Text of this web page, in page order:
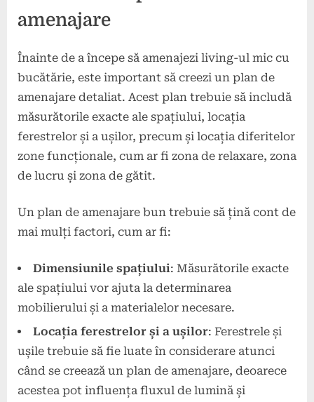
amenajare
Înainte de a începe să amenajezi living-ul mic cu
bucătărie, este important să creezi un plan de
amenajare detaliat. Acest plan trebuie să includă
măsurătorile exacte ale spațiului, locația
ferestrelor și a ușilor, precum și locația diferitelor
zone funcționale, cum ar fi zona de relaxare, zona
de lucru și zona de gătit.
Un plan de amenajare bun trebuie să țină cont de
mai mulți factori, cum ar fi:
Dimensiunile spațiului: Măsurătorile exacte
ale spațiului vor ajuta la determinarea
mobilierului și a materialelor necesare.
Locația ferestrelor și a ușilor: Ferestrele și
ușile trebuie să fie luate în considerare atunci
când se creează un plan de amenajare, deoarece
acestea pot influența fluxul de lumină și